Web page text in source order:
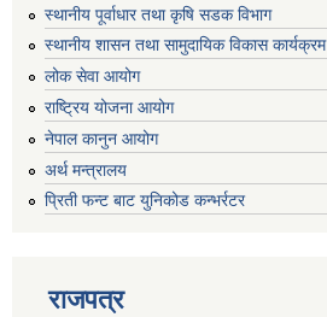
स्थानीय पूर्वाधार तथा कृषि सडक विभाग
स्थानीय शासन तथा सामुदायिक विकास कार्यक्रम
लोक सेवा आयोग
राष्ट्रिय योजना आयोग
नेपाल कानुन आयोग
अर्थ मन्त्रालय
प्रिती फन्ट बाट युनिकोड कन्भर्रटर
राजपत्र